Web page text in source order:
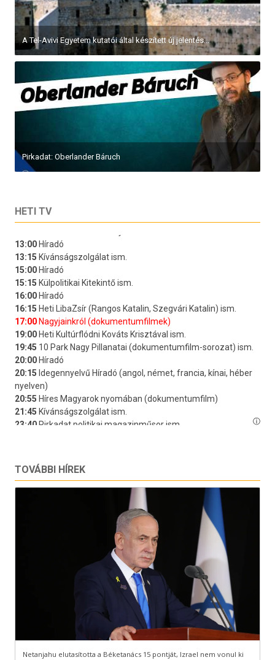
A Tel-Avivi Egyetem kutatói által készített új jelentés...
Pirkadat: Oberlander Báruch
HETI TV
TOVÁBBI HÍREK